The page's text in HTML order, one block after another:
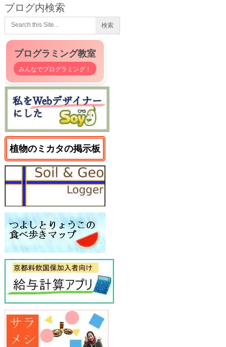
ブログ内検索
プログラミング教室
みんなでプログラミング！
植物のミカタの掲示板